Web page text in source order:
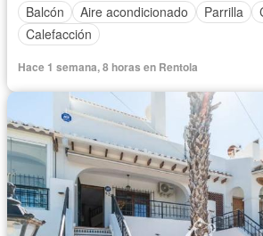
Balcón
Aire acondicionado Parrilla
Calefacción
Hace 1 semana, 8 horas en Rentola